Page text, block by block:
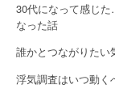
30代になって感じ
なった話
誰かとつながりたい
浮気調査はいつ動く